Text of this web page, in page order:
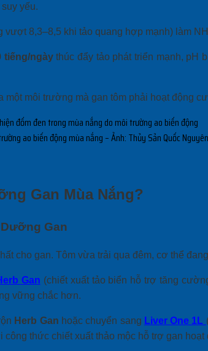
yếu.
vượt 8,3–8,5 khi tảo quang hợp mạnh) làm
tiếng/ngàythúc đẩy tảo phát triển mạnh, pH
một môi trường mà gan tôm phải hoạt
ao biến động mùa nắng – Ảnh: Thủy Sản Quốc Nguyên
Gan Mùa Nắng?
Gan
cho gan. Tôm vừa trải qua đêm, cơ thể
Gan (chiết xuất tảo biển hỗ trợ tăng
vững chắc hơn.
Herb Gan hoặc chuyển sang Liver One 1L
thức chiết xuất thảo mộc hỗ trợ gan hoạt